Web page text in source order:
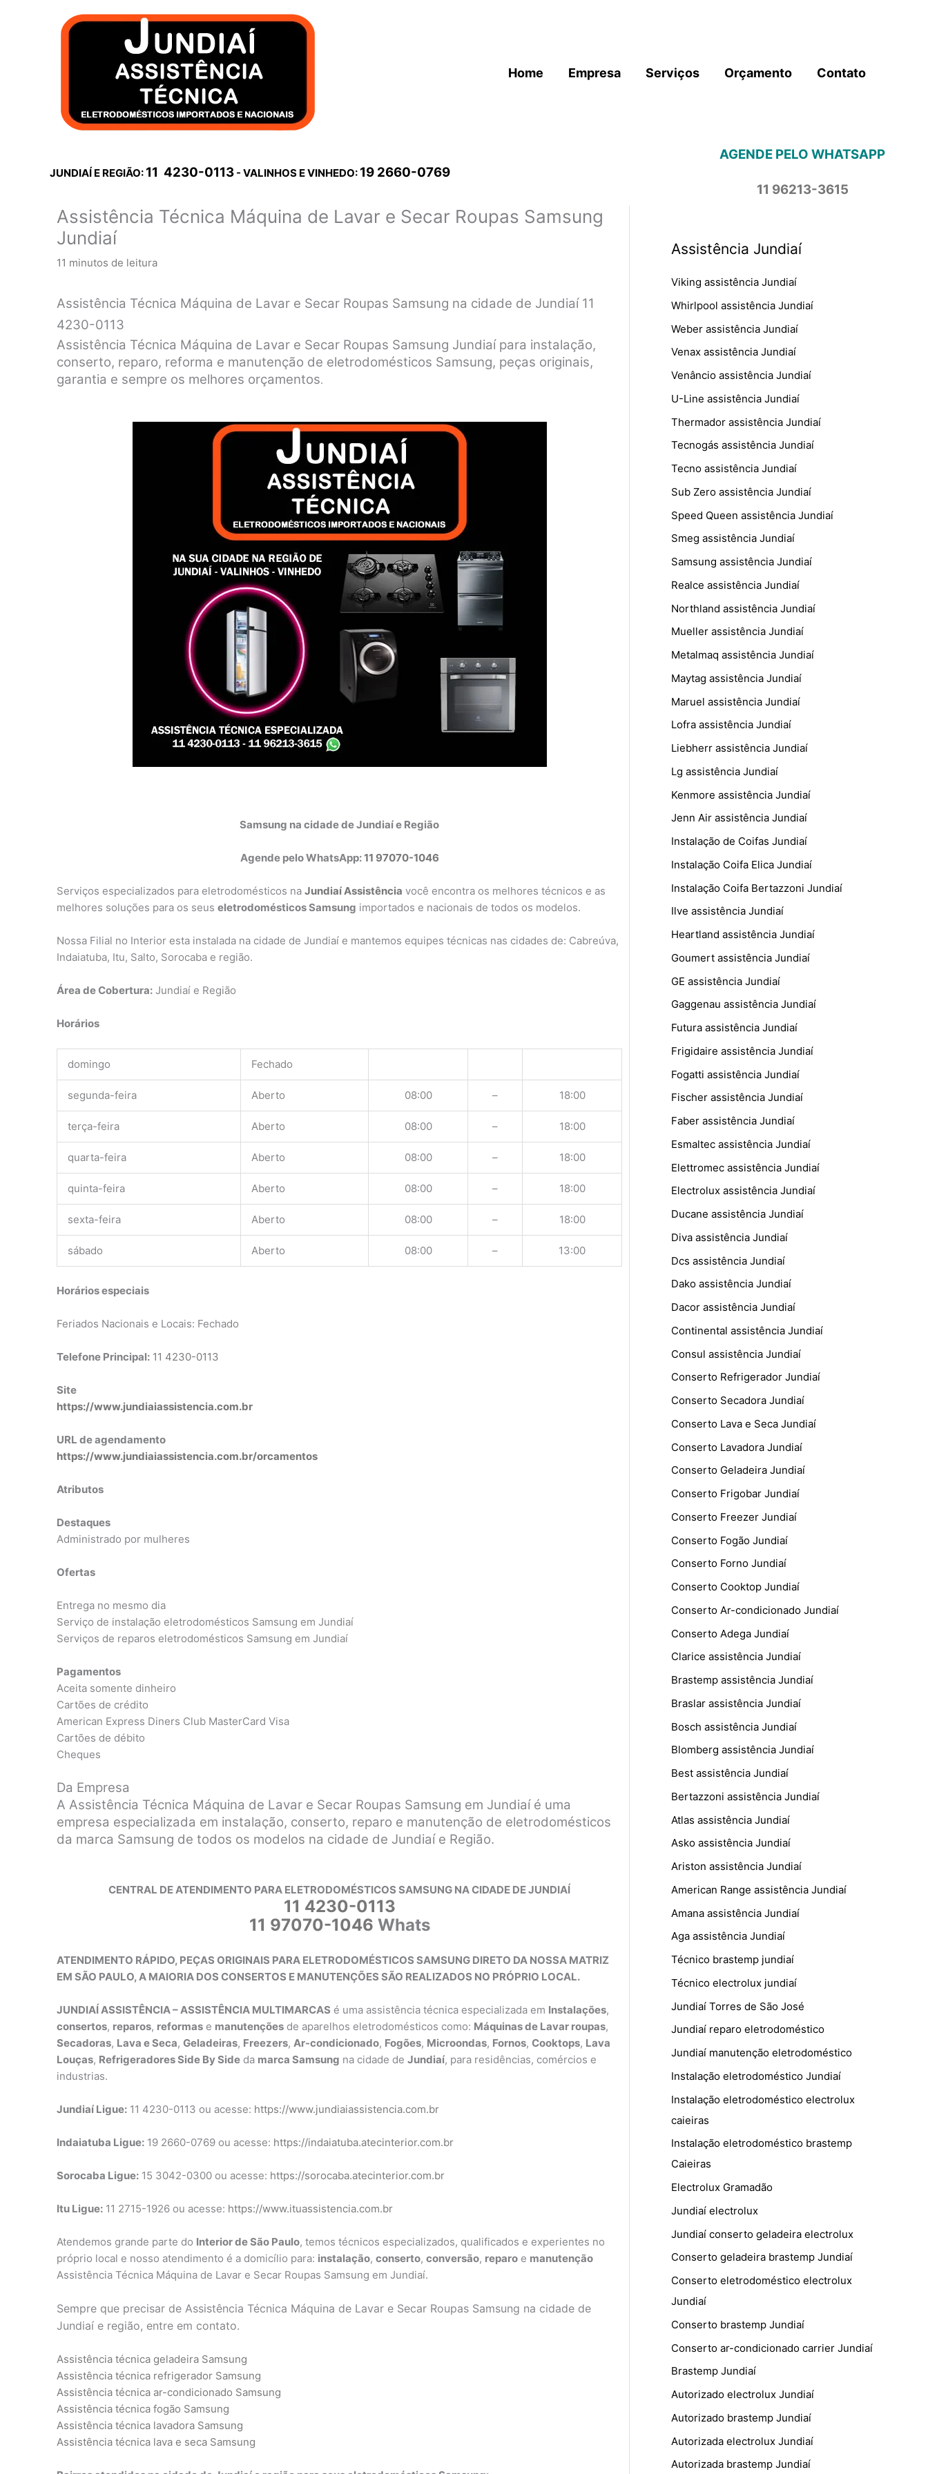
Home Empresa Serviços Orçamento Contato
JUNDIAÍ E REGIÃO: 11 4230-0113 - VALINHOS E VINHEDO: 19 2660-0769
AGENDE PELO WHATSAPP
11 96213-3615
Assistência Técnica Máquina de Lavar e Secar Roupas Samsung
Jundiaí
11 minutos de leitura
Assistência Técnica Máquina de Lavar e Secar Roupas Samsung na cidade de Jundiaí 11
4230-0113
Assistência Técnica Máquina de Lavar e Secar Roupas Samsung Jundiaí para instalação,
conserto, reparo, reforma e manutenção de eletrodomésticos Samsung, peças originais,
garantia e sempre os melhores orçamentos.
Samsung na cidade de Jundiaí e Região
Agende pelo WhatsApp:11 97070-1046
Serviços especializados para eletrodomésticos na Jundiaí Assistência você encontra os melhores técnicos e as
melhores soluções para os seus eletrodomésticos Samsung importados e nacionais de todos os modelos.
Nossa Filial no Interior esta instalada na cidade de Jundiaí e mantemos equipes técnicas nas cidades de: Cabreúva,
Indaiatuba, Itu, Salto, Sorocaba e região.
Área de Cobertura: Jundiaí e Região
Horários
domingo Fechado
segunda-feira Aberto 08:00 – 18:00
terça-feira Aberto 08:00 – 18:00
quarta-feira Aberto 08:00 – 18:00
quinta-feira Aberto 08:00 – 18:00
sexta-feira Aberto 08:00 – 18:00
sábado Aberto 08:00 – 13:00
Horários especiais
Feriados Nacionais e Locais: Fechado
Telefone Principal: 11 4230-0113
Site
https://www.jundiaiassistencia.com.br
URL de agendamento
https://www.jundiaiassistencia.com.br/orcamentos
Atributos
Destaques
Administrado por mulheres
Ofertas
Entrega no mesmo dia
Serviço de instalação eletrodomésticos Samsung em Jundiaí
Serviços de reparos eletrodomésticos Samsung em Jundiaí
Pagamentos
Aceita somente dinheiro
Cartões de crédito
American Express Diners Club MasterCard Visa
Cartões de débito
Cheques
Da Empresa
A Assistência Técnica Máquina de Lavar e Secar Roupas Samsung em Jundiaí é uma
empresa especializada em instalação, conserto, reparo e manutenção de eletrodomésticos
da marca Samsung de todos os modelos na cidade de Jundiaí e Região.
CENTRAL DE ATENDIMENTO PARA ELETRODOMÉSTICOS SAMSUNG NA CIDADE DE JUNDIAÍ
11 4230-0113
11 97070-1046 Whats
ATENDIMENTO RÁPIDO, PEÇAS ORIGINAIS PARA ELETRODOMÉSTICOS SAMSUNG DIRETO DA NOSSA MATRIZ
EM SÃO PAULO, A MAIORIA DOS CONSERTOS E MANUTENÇÕES SÃO REALIZADOS NO PRÓPRIO LOCAL.
JUNDIAÍ ASSISTÊNCIA – ASSISTÊNCIA MULTIMARCAS é uma assistência técnica especializada em Instalações,
consertos, reparos, reformas e manutenções de aparelhos eletrodomésticos como: Máquinas de Lavar roupas,
Secadoras, Lava e Seca, Geladeiras, Freezers, Ar-condicionado, Fogões, Microondas, Fornos, Cooktops, Lava
Louças, Refrigeradores Side By Side da marca Samsung na cidade de Jundiaí, para residências, comércios e
industrias.
Jundiaí Ligue: 11 4230-0113 ou acesse: https://www.jundiaiassistencia.com.br
Indaiatuba Ligue: 19 2660-0769 ou acesse: https://indaiatuba.atecinterior.com.br
Sorocaba Ligue: 15 3042-0300 ou acesse: https://sorocaba.atecinterior.com.br
Itu Ligue: 11 2715-1926 ou acesse: https://www.ituassistencia.com.br
Atendemos grande parte do Interior de São Paulo, temos técnicos especializados, qualificados e experientes no
próprio local e nosso atendimento é a domicílio para: instalação, conserto, conversão, reparo e manutenção
Assistência Técnica Máquina de Lavar e Secar Roupas Samsung em Jundiaí.
Sempre que precisar de Assistência Técnica Máquina de Lavar e Secar Roupas Samsung na cidade de
Jundiaí e região, entre em contato.
Assistência técnica geladeira Samsung
Assistência técnica refrigerador Samsung
Assistência técnica ar-condicionado Samsung
Assistência técnica fogão Samsung
Assistência técnica lavadora Samsung
Assistência técnica lava e seca Samsung
Assistência Jundiaí
Viking assistência Jundiaí
Whirlpool assistência Jundiaí
Weber assistência Jundiaí
Venax assistência Jundiaí
Venâncio assistência Jundiaí
U-Line assistência Jundiaí
Thermador assistência Jundiaí
Tecnogás assistência Jundiaí
Tecno assistência Jundiaí
Sub Zero assistência Jundiaí
Speed Queen assistência Jundiaí
Smeg assistência Jundiaí
Samsung assistência Jundiaí
Realce assistência Jundiaí
Northland assistência Jundiaí
Mueller assistência Jundiaí
Metalmaq assistência Jundiaí
Maytag assistência Jundiaí
Maruel assistência Jundiaí
Lofra assistência Jundiaí
Liebherr assistência Jundiaí
Lg assistência Jundiaí
Kenmore assistência Jundiaí
Jenn Air assistência Jundiaí
Instalação de Coifas Jundiaí
Instalação Coifa Elica Jundiaí
Instalação Coifa Bertazzoni Jundiaí
Ilve assistência Jundiaí
Heartland assistência Jundiaí
Goumert assistência Jundiaí
GE assistência Jundiaí
Gaggenau assistência Jundiaí
Futura assistência Jundiaí
Frigidaire assistência Jundiaí
Fogatti assistência Jundiaí
Fischer assistência Jundiaí
Faber assistência Jundiaí
Esmaltec assistência Jundiaí
Elettromec assistência Jundiaí
Electrolux assistência Jundiaí
Ducane assistência Jundiaí
Diva assistência Jundiaí
Dcs assistência Jundiaí
Dako assistência Jundiaí
Dacor assistência Jundiaí
Continental assistência Jundiaí
Consul assistência Jundiaí
Conserto Refrigerador Jundiaí
Conserto Secadora Jundiaí
Conserto Lava e Seca Jundiaí
Conserto Lavadora Jundiaí
Conserto Geladeira Jundiaí
Conserto Frigobar Jundiaí
Conserto Freezer Jundiaí
Conserto Fogão Jundiaí
Conserto Forno Jundiaí
Conserto Cooktop Jundiaí
Conserto Ar-condicionado Jundiaí
Conserto Adega Jundiaí
Clarice assistência Jundiaí
Brastemp assistência Jundiaí
Braslar assistência Jundiaí
Bosch assistência Jundiaí
Blomberg assistência Jundiaí
Best assistência Jundiaí
Bertazzoni assistência Jundiaí
Atlas assistência Jundiaí
Asko assistência Jundiaí
Ariston assistência Jundiaí
American Range assistência Jundiaí
Amana assistência Jundiaí
Aga assistência Jundiaí
Técnico brastemp jundiaí
Técnico electrolux jundiaí
Jundiaí Torres de São José
Jundiaí reparo eletrodoméstico
Jundiaí manutenção eletrodoméstico
Instalação eletrodoméstico Jundiaí
Instalação eletrodoméstico electrolux
caieiras
Instalação eletrodoméstico brastemp
Caieiras
Electrolux Gramadão
Jundiaí electrolux
Jundiaí conserto geladeira electrolux
Conserto geladeira brastemp Jundiaí
Conserto eletrodoméstico electrolux
Jundiaí
Conserto brastemp Jundiaí
Conserto ar-condicionado carrier Jundiaí
Brastemp Jundiaí
Autorizado electrolux Jundiaí
Autorizado brastemp Jundiaí
Autorizada electrolux Jundiaí
Autorizada brastemp Jundiaí